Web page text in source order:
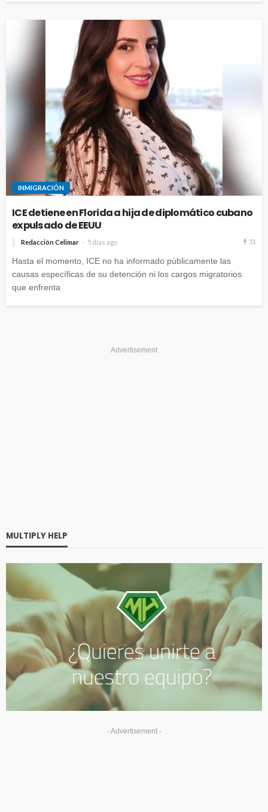
INMIGRACIÓN
ICE detiene en Florida a hija de diplomático cubano
expulsado de EEUU
Redacción Celimar 5 días ago 51
Hasta el momento, ICE no ha informado públicamente las
causas específicas de su detención ni los cargos migratorios
que enfrenta
Advertisement
MULTIPLY HELP
- Advertisement -